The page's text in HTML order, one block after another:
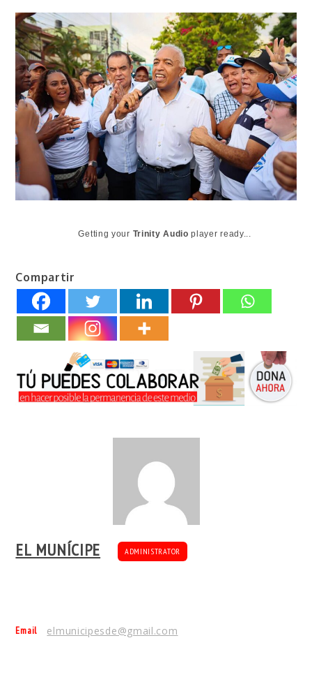
Getting your Trinity Audio player ready...
Compartir
EL MUNÍCIPE ADMINISTRATOR
Email elmunicipesde@gmail.com